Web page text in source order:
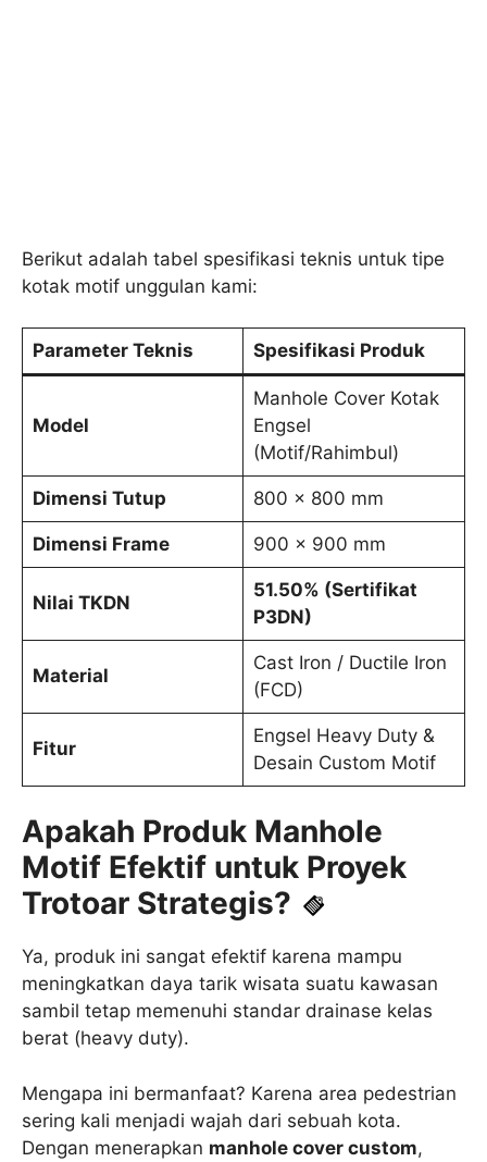
Berikut adalah tabel spesifikasi teknis untuk tipe
kotak motif unggulan kami:
Parameter Teknis Spesifikasi Produk
Model
Manhole Cover Kotak
Engsel
(Motif/Rahimbul)
Dimensi Tutup 800 x 800 mm
Dimensi Frame 900 x 900 mm
Nilai TKDN
51.50% (Sertifikat
P3DN)
Material
Cast Iron / Ductile Iron
(FCD)
Fitur
Engsel Heavy Duty &
Desain Custom Motif
Apakah Produk Manhole
Motif Efektif untuk Proyek
Trotoar Strategis?
Ya, produk ini sangat efektif karena mampu
meningkatkan daya tarik wisata suatu kawasan
sambil tetap memenuhi standar drainase kelas
berat (heavy duty).
Mengapa ini bermanfaat? Karena area pedestrian
sering kali menjadi wajah dari sebuah kota.
Dengan menerapkan manhole cover custom,